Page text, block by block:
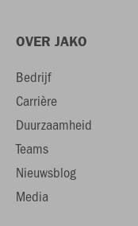
OVER JAKO
Bedrijf
Carrière
Duurzaamheid
Teams
Nieuwsblog
Media